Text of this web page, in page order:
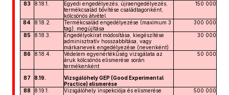
83
8.18.1.
Egyedi engedélyezés, újraengedélyezés,
termékcsalád bővítése családtagonként,
kölcsönös átvétel
150 000
84 8.18.2.
Termékcsalád engedélyezése (maximum 3
tag), megújítása
300 000
85 8.18.3.
Engedélyokirat módosítása, kiegészítése
adminisztratív hosszabbítása, vagy
márkanevek engedélyezése (nevenként)
30 000
86 8.18.4.
Védelem egyenértékűség vizsgálata az
áruk kölcsönös elismerése során
termékenként
50 000
87 8.19.
Vizsgálóhely GEP (Good Experimental
Practice) elismerése
88
8.19.1. Vizsgálóhely inspekciója és elismerése
500 000